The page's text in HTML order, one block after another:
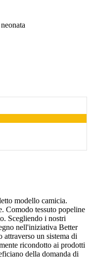
modello camicia.
Comodo tessuto popeline
Scegliendo i nostri
nell'iniziativa Better
un sistema di
ricondotto ai prodotti
della domanda di